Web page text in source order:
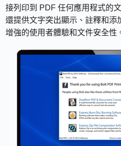
接列印到 PDF 任何應用程式的
還提供文字突出顯示、註釋和添
增強的使用者體驗和文件安全性